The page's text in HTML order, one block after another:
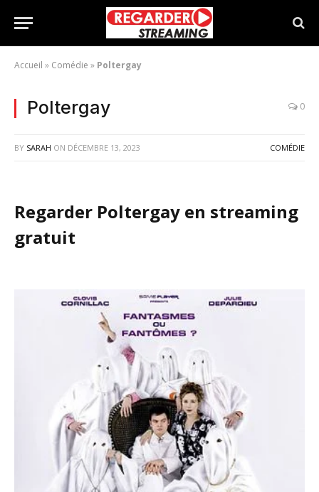
Accueil » Comédie » Poltergay
Poltergay 0
BY SARAH ON DÉCEMBRE 13, 2023 COMÉDIE
Regarder Poltergay en streaming
gratuit